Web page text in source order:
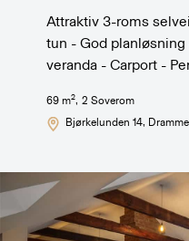
Attraktiv 3-roms
tun - God
veranda - Carport -
69 m2, 2 Soverom
Bjørkelunden 14,